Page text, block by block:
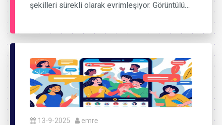
şekilleri sürekli olarak evrimleşiyor. Görüntülü…
13-9-2025 emre